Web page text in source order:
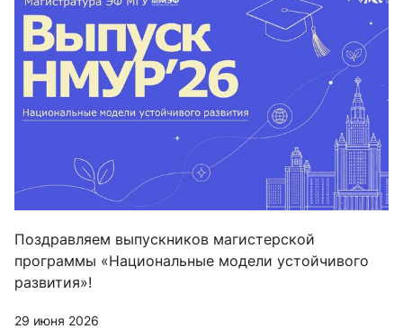
Поздравляем выпускников магистерской
программы «Национальные модели устойчивого
развития»!
29 июня 2026